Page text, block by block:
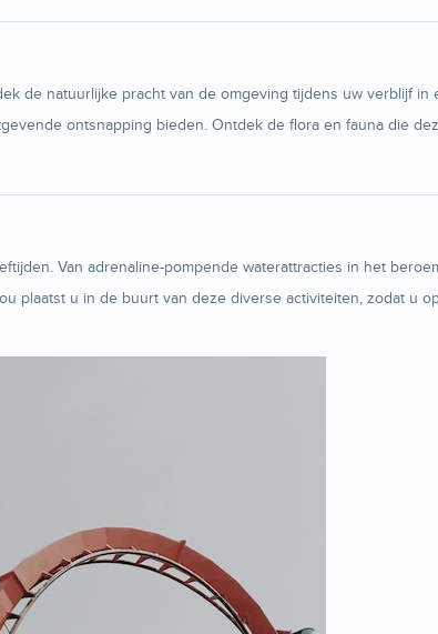
de natuurlijke pracht van de omgeving tijdens uw verblijf
ontsnapping bieden. Ontdek de flora en fauna die
Van adrenaline-pompende waterattracties in het
plaatst u in de buurt van deze diverse activiteiten, zodat u